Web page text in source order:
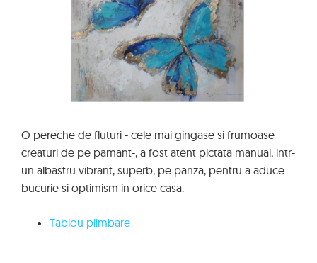
O pereche de fluturi - cele mai gingase si frumoase
creaturi de pe pamant-, a fost atent pictata manual, intr-
un albastru vibrant, superb, pe panza, pentru a aduce
bucurie si optimism in orice casa.
Tablou plimbare